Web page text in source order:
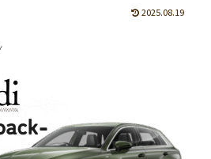
2025.08.19